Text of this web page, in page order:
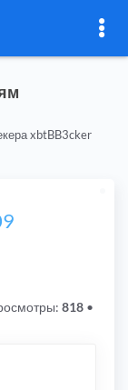
xbtBB3cker
818 •